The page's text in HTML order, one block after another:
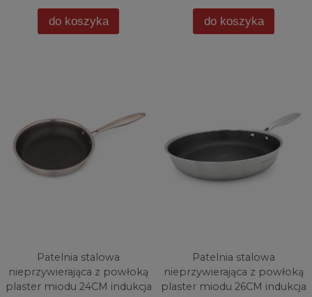
do koszyka do koszyka
Patelnia stalowa
nieprzywierająca z powłoką
plaster miodu 24CM indukcja
Patelnia stalowa
nieprzywierająca z powłoką
plaster miodu 26CM indukcja